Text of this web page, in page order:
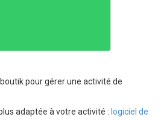
pour gérer une activité de
adaptée à votre activité : logiciel de